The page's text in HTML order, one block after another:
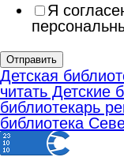
Я
Отправить
Детская
читать Детские
библиотекарь
библиотека